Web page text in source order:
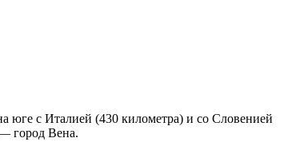
юге с Италией (430 километра) и со Словенией
город Вена.